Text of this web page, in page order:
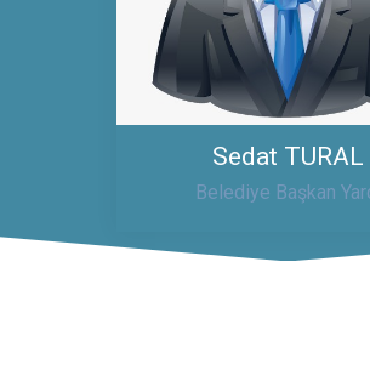
Sedat TURAL
Belediye Başkan